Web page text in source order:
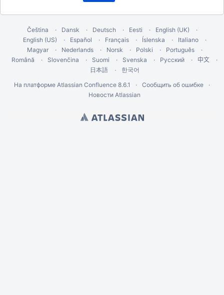
Čeština Dansk Deutsch Eesti
English (UK)
English (US)
Español Français Íslenska
Italiano
Magyar
Nederlands Norsk Polski
Português
Română
Slovenčina Suomi Svenska Русский 中文
日本語
한국어
На платформе Atlassian Confluence 8.6.1
Сообщить об ошибке
Новости Atlassian